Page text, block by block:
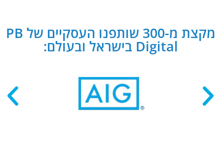
מקצת מ-300 שותפנו העסקיים של PB
Digital בישראל ובעולם: